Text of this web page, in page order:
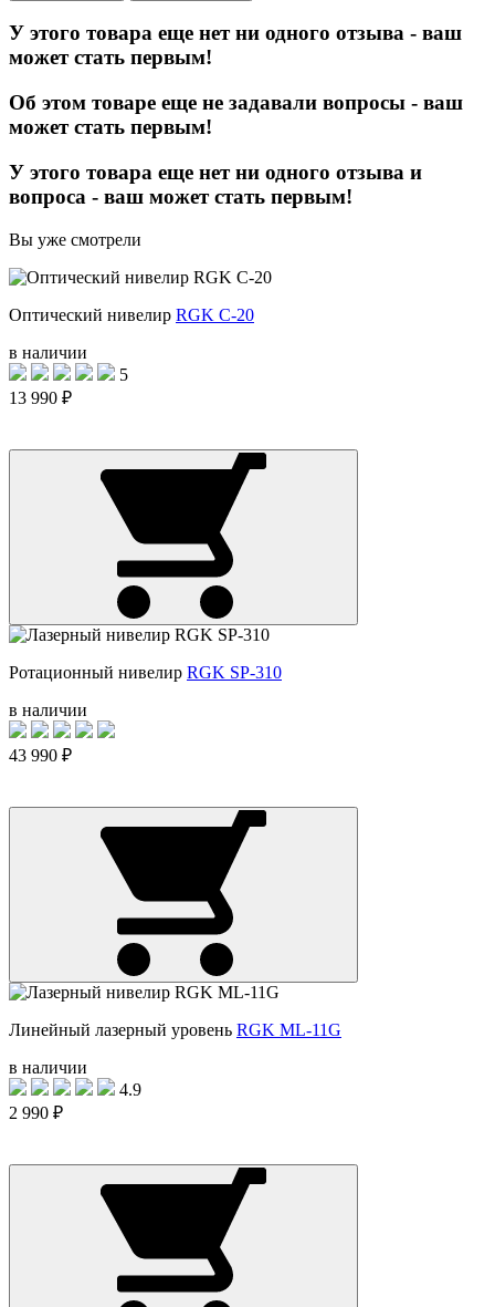
У этого товара еще нет ни одного отзыва - ваш
может стать первым!
Об этом товаре еще не задавали вопросы - ваш
может стать первым!
У этого товара еще нет ни одного отзыва и
вопроса - ваш может стать первым!
Вы уже смотрели
Оптический нивелир RGK C-20
в наличии
5
13 990 ₽
Ротационный нивелир RGK SP-310
в наличии
43 990 ₽
Линейный лазерный уровень RGK ML-11G
в наличии
4.9
2 990 ₽